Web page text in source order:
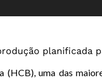
planificada
(HCB), uma das